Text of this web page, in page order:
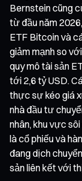
Bernstein cũng
từ đầu năm
ETF Bitcoin và
giảm mạnh so
quy mô tài sản
tới 2,6 tỷ USD.
thực sự kéo giá
nhà đầu tư
nhân, khu vực
là cổ phiếu và
đang dịch
sản liên kết với